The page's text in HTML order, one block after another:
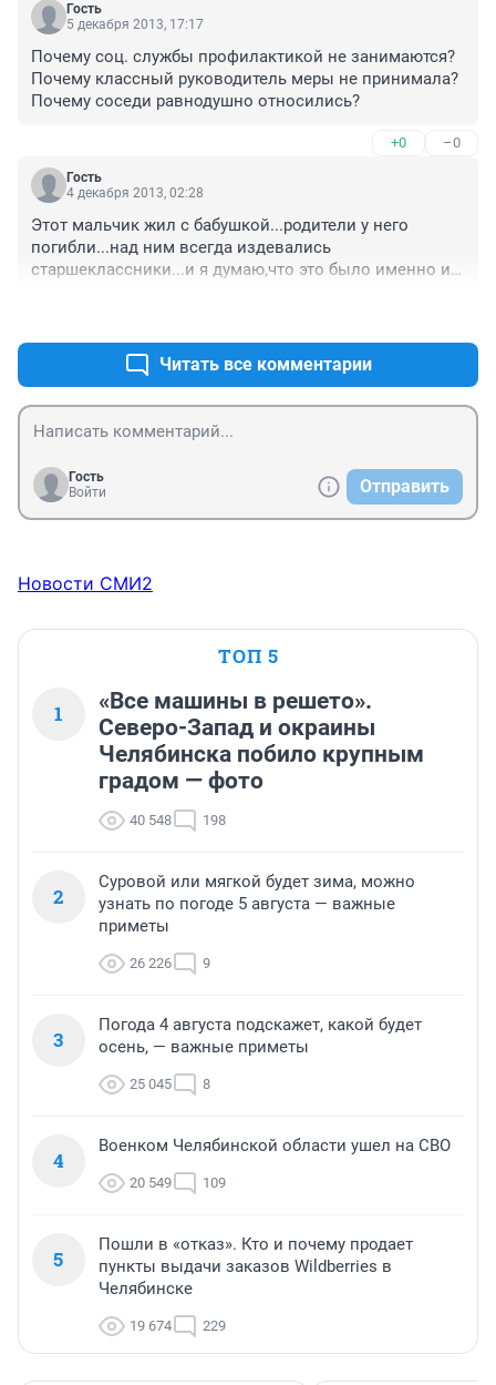
Гость
5 декабря 2013, 17:17
Почему соц. службы профилактикой не занимаются?
Почему классный руководитель меры не принимала?
Почему соседи равнодушно относились?
+0 –0
Гость
4 декабря 2013, 02:28
Этот мальчик жил с бабушкой...родители у него
погибли...над ним всегда издевались
старшеклассники...и я думаю,что это было именно из-
Читать все комментарии
Гость
Войти
Отправить
Новости СМИ2
ТОП 5
1
«Все машины в решето».
Северо-Запад и окраины
Челябинска побило крупным
градом — фото
40 548 198
2
Суровой или мягкой будет зима, можно
узнать по погоде 5 августа — важные
приметы
26 226 9
3
Погода 4 августа подскажет, какой будет
осень, — важные приметы
25 045 8
4
Военком Челябинской области ушел на СВО
20 549 109
5
Пошли в «отказ». Кто и почему продает
пункты выдачи заказов Wildberries в
Челябинске
19 674 229